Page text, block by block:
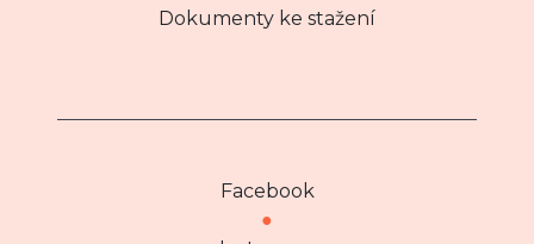
Dokumenty ke stažení
Facebook
●